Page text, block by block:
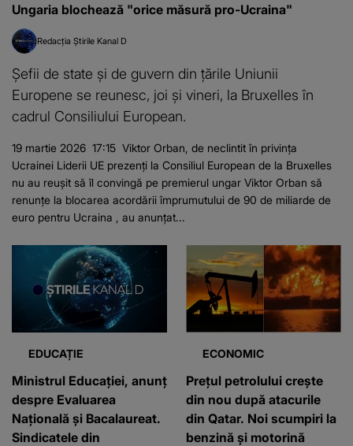
Ungaria blochează "orice măsură pro-Ucraina"
Redacția Știrile Kanal D
Șefii de state și de guvern din țările Uniunii
Europene se reunesc, joi și vineri, la Bruxelles în
cadrul Consiliului European.
19 martie 2026 17:15 Viktor Orban, de neclintit în privința
Ucrainei Liderii UE prezenți la Consiliul European de la Bruxelles
nu au reușit să îl convingă pe premierul ungar Viktor Orban să
renunțe la blocarea acordării împrumutului de 90 de miliarde de
euro pentru Ucraina , au anunțat...
EDUCAȚIE
Ministrul Educației, anunț
despre Evaluarea
Naţională şi Bacalaureat.
Sindicatele din
ECONOMIC
Prețul petrolului crește
din nou după atacurile
din Qatar. Noi scumpiri la
benzină și motorină